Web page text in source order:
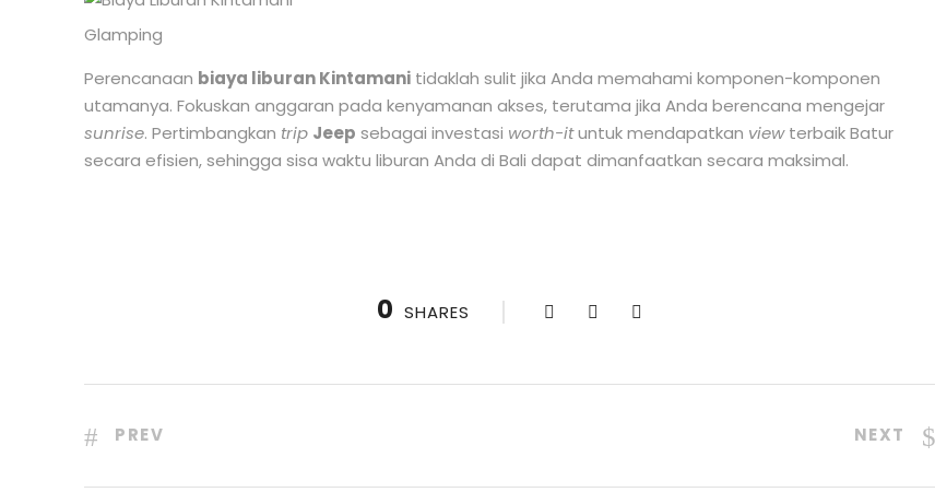
Glamping
Perencanaan biaya liburan Kintamani tidaklah sulit jika Anda memahami komponen-komponen
utamanya. Fokuskan anggaran pada kenyamanan akses, terutama jika Anda berencana mengejar
sunrise. Pertimbangkan trip Jeep sebagai investasi worth-ituntuk mendapatkan viewterbaik Batur
secara efisien, sehingga sisa waktu liburan Anda di Bali dapat dimanfaatkan secara maksimal.
0 SHARES
PREV NEXT